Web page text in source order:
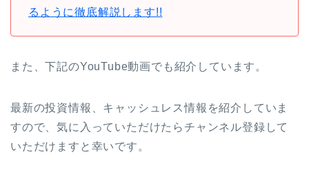
るように徹底解説します!!
また、下記のYouTube動画でも紹介しています。
最新の投資情報、キャッシュレス情報を紹介していま
すので、気に入っていただけたらチャンネル登録して
いただけますと幸いです。